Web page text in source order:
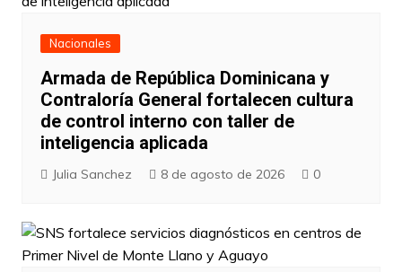
Nacionales
Armada de República Dominicana y
Contraloría General fortalecen cultura
de control interno con taller de
inteligencia aplicada
Julia Sanchez 8 de agosto de 2026 0